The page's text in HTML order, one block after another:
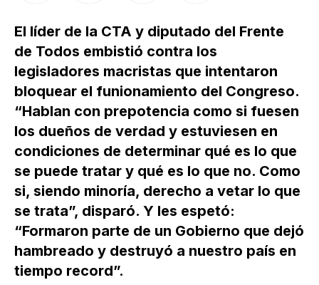
El líder de la CTA y diputado del Frente
de Todos embistió contra los
legisladores macristas que intentaron
bloquear el funionamiento del Congreso.
“Hablan con prepotencia como si fuesen
los dueños de verdad y estuviesen en
condiciones de determinar qué es lo que
se puede tratar y qué es lo que no. Como
si, siendo minoría, derecho a vetar lo que
se trata”, disparó. Y les espetó:
“Formaron parte de un Gobierno que dejó
hambreado y destruyó a nuestro país en
tiempo record”.